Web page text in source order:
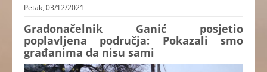
smo građanima da nisu sami
Petak, 03/12/2021
Gradonačelnik Ganić posjetio
poplavljena područja: Pokazali smo
građanima da nisu sami